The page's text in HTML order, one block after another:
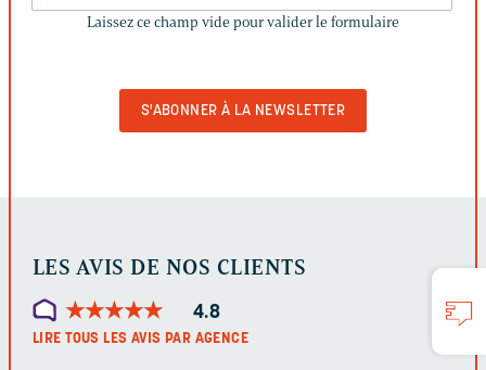
CHAMP
Laissez ce champ vide pour valider le formulaire
LES AVIS DE NOS CLIENTS
★★★★★
★★★★★ 4.8
LIRE TOUS LES AVIS PAR AGENCE